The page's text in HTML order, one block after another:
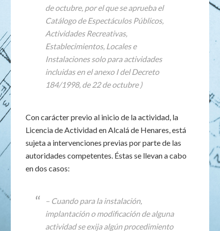
de octubre, por el que se aprueba el
Catálogo de Espectáculos Públicos,
Actividades Recreativas,
Establecimientos, Locales e
Instalaciones solo para actividades
incluidas en el anexo I del Decreto
184/1998, de 22 de octubre )
Con carácter previo al inicio de la actividad, la
Licencia de Actividad en Alcalá de Henares, está
sujeta a intervenciones previas por parte de las
autoridades competentes. Éstas se llevan a cabo
en dos casos:
– Cuando para la instalación,
implantación o modificación de alguna
actividad se exija algún procedimiento